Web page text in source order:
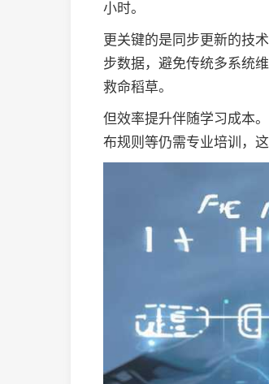
小时。
更关键的是同步更新的技
步数据，避免传统多系统
救命稻草。
但效率提升伴随学习成本
布规则等仍需专业培训，